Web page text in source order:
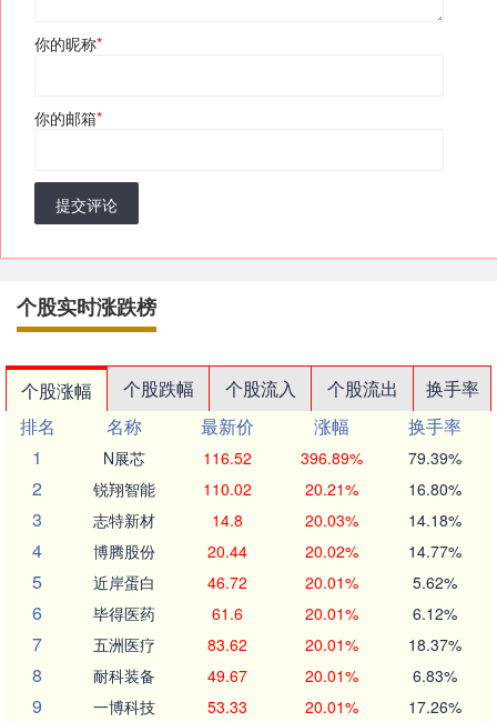
你的昵称*
你的邮箱*
提交评论
个股实时涨跌榜
个股涨幅 个股跌幅 个股流入 个股流出
换手率
排名
名称 最新价 涨幅
换手率
1
N展芯 116.52 396.89% 79.39%
2 锐翔智能 110.02 20.21% 16.80%
3 志特新材 14.8 20.03% 14.18%
4 博腾股份 20.44 20.02% 14.77%
5 近岸蛋白 46.72 20.01% 5.62%
6 毕得医药 61.6 20.01% 6.12%
7 五洲医疗 83.62 20.01% 18.37%
8 耐科装备 49.67 20.01% 6.83%
9 一博科技 53.33 20.01% 17.26%